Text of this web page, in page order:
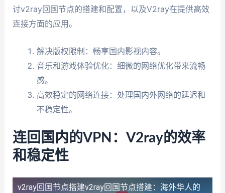
讨v2ray回国节点的搭建和配置，以及V2ray在提供高效
连接方面的应用。
解决版权限制：畅享国内影视内容。
音乐和游戏体验优化：细微的网络优化带来流畅
感。
高效稳定的网络连接：处理国内外网络的延迟和
不稳定性。
连回国内的VPN：V2ray的效率
和稳定性
v2ray回国节点搭建v2ray回国节点搭建：海外华人的